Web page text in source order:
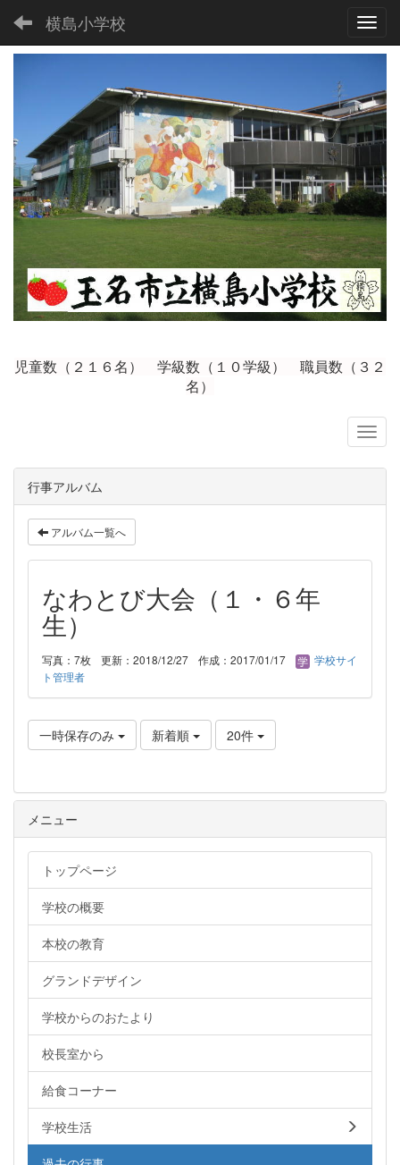
横島小学校
児童数（２１６名） 学級数（１０学級） 職員数（３２
名）
行事アルバム
アルバム一覧へ
なわとび大会（１・６年
生）
写真：7枚 更新：2018/12/27 作成：2017/01/17
学校サイ
ト管理者
一時保存のみ 新着順 20件
メニュー
トップページ
学校の概要
本校の教育
グランドデザイン
学校からのおたより
校長室から
給食コーナー
学校生活